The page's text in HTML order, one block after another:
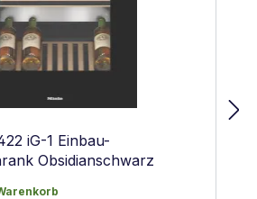
iG-1 Einbau-
Obsidianschwarz